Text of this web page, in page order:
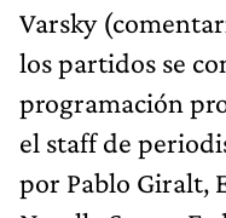
Varsky
los partidos se
programación
el staff de
por Pablo Giralt,